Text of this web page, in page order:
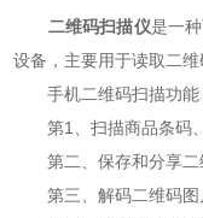
二维码扫描仪是一
设备，主要用于读取二
手机二维码扫描功能
第1、扫描商品条码、
第二、保存和分享二
第三、解码二维码图